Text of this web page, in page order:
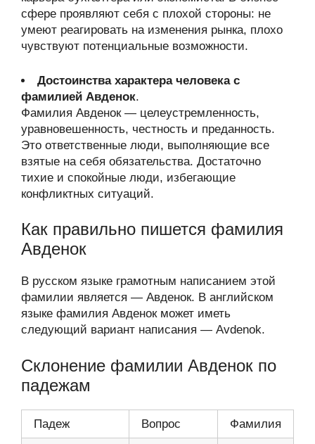
сфере проявляют себя с плохой стороны: не
умеют реагировать на изменения рынка, плохо
чувствуют потенциальные возможности.
Достоинства характера человека с
фамилией Авденок.
Фамилия Авденок — целеустремленность,
уравновешенность, честность и преданность.
Это ответственные люди, выполняющие все
взятые на себя обязательства. Достаточно
тихие и спокойные люди, избегающие
конфликтных ситуаций.
Как правильно пишется фамилия
Авденок
В русском языке грамотным написанием этой
фамилии является — Авденок. В английском
языке фамилия Авденок может иметь
следующий вариант написания — Avdenok.
Склонение фамилии Авденок по
падежам
Падеж Вопрос Фамилия